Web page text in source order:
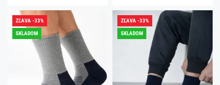
ZĽAVA -33%
SKLADOM
ZĽAVA -33%
SKLADOM